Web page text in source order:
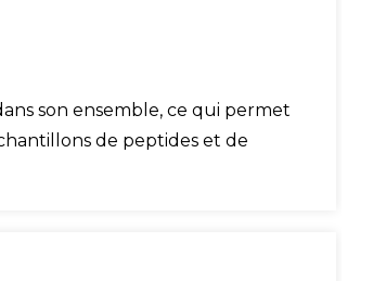
son ensemble, ce qui permet
de peptides et de